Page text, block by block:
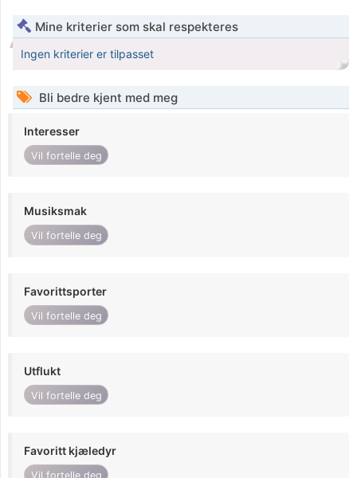
Mine kriterier som skal respekteres
Ingen kriterier er tilpasset
Bli bedre kjent med meg
Interesser
Vil fortelle deg
Musiksmak
Vil fortelle deg
Favorittsporter
Vil fortelle deg
Utflukt
Vil fortelle deg
Favoritt kjæledyr
Vil fortelle deg